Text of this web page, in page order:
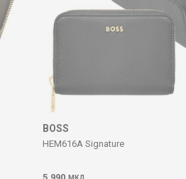
BOSS
HEM616A Signature